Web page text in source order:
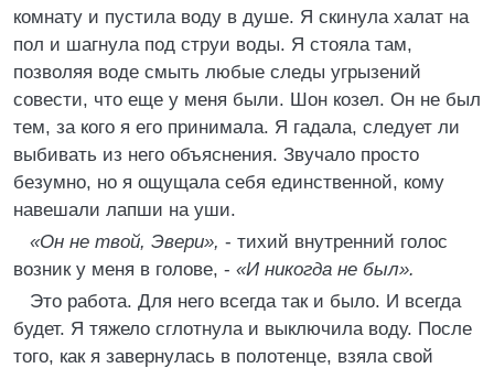
комнату и пустила воду в душе. Я скинула халат на
пол и шагнула под струи воды. Я стояла там,
позволяя воде смыть любые следы угрызений
совести, что еще у меня были. Шон козел. Он не был
тем, за кого я его принимала. Я гадала, следует ли
выбивать из него объяснения. Звучало просто
безумно, но я ощущала себя единственной, кому
навешали лапши на уши.
«Он не твой, Эвери», - тихий внутренний голос
возник у меня в голове, - «И никогда не был».
Это работа. Для него всегда так и было. И всегда
будет. Я тяжело сглотнула и выключила воду. После
того, как я завернулась в полотенце, взяла свой